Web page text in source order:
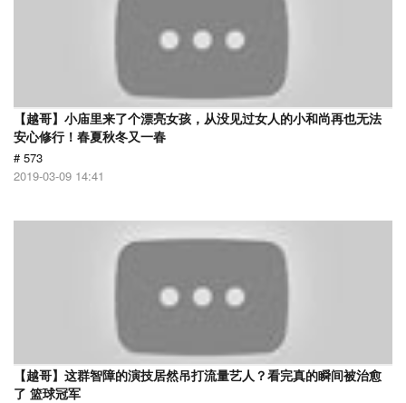
【越哥】小庙里来了个漂亮女孩，从没见过女人的小和尚再也无法
安心修行！春夏秋冬又一春
# 573
2019-03-09 14:41
【越哥】这群智障的演技居然吊打流量艺人？看完真的瞬间被治愈
了 篮球冠军